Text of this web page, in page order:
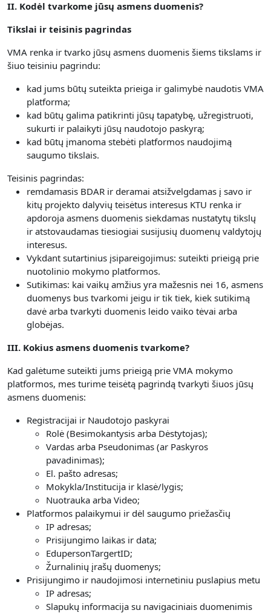
II. Kodėl tvarkome jūsų asmens duomenis?
Tikslai ir teisinis pagrindas
VMA renka ir tvarko jūsų asmens duomenis šiems tikslams ir
šiuo teisiniu pagrindu:
kad jums būtų suteikta prieiga ir galimybė naudotis VMA
platforma;
kad būtų galima patikrinti jūsų tapatybę, užregistruoti,
sukurti ir palaikyti jūsų naudotojo paskyrą;
kad būtų įmanoma stebėti platformos naudojimą
saugumo tikslais.
Teisinis pagrindas:
remdamasis BDAR ir deramai atsižvelgdamas į savo ir
kitų projekto dalyvių teisėtus interesus KTU renka ir
apdoroja asmens duomenis siekdamas nustatytų tikslų
ir atstovaudamas tiesiogiai susijusių duomenų valdytojų
interesus.
Vykdant sutartinius įsipareigojimus: suteikti prieigą prie
nuotolinio mokymo platformos.
Sutikimas: kai vaikų amžius yra mažesnis nei 16, asmens
duomenys bus tvarkomi jeigu ir tik tiek, kiek sutikimą
davė arba tvarkyti duomenis leido vaiko tėvai arba
globėjas.
III. Kokius asmens duomenis tvarkome?
Kad galėtume suteikti jums prieigą prie VMA mokymo
platformos, mes turime teisėtą pagrindą tvarkyti šiuos jūsų
asmens duomenis:
Registracijai ir Naudotojo paskyrai
Rolė (Besimokantysis arba Dėstytojas);
Vardas arba Pseudonimas (ar Paskyros
pavadinimas);
El. pašto adresas;
Mokykla/Institucija ir klasė/lygis;
Nuotrauka arba Video;
Platformos palaikymui ir dėl saugumo priežasčių
IP adresas;
Prisijungimo laikas ir data;
EdupersonTargertID;
Žurnalinių įrašų duomenys;
Prisijungimo ir naudojimosi internetiniu puslapius metu
IP adresas;
Slapukų informacija su navigaciniais duomenimis